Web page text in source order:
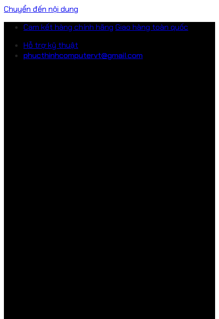
Chuyển đến nội dung
Cam kết hàng chính hãng Giao hàng toàn quốc
Hỗ trợ kỹ thuật
phucthinhcomputervt@gmail.com